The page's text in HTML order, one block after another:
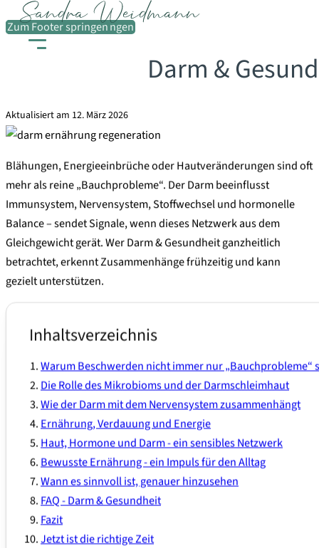
Zum Hauptinhalt springen
Zum Footer springen
Darm &
Aktualisiert am 12. März 2026
Blähungen, Energieeinbrüche oder Hautveränderungen sind oft
mehr als reine „Bauchprobleme“. Der Darm beeinflusst
Immunsystem, Nervensystem, Stoffwechsel und hormonelle
Balance – sendet Signale, wenn dieses Netzwerk aus dem
Gleichgewicht gerät. Wer Darm & Gesundheit ganzheitlich
betrachtet, erkennt Zusammenhänge frühzeitig und kann
gezielt unterstützen.
Inhaltsverzeichnis
Warum Beschwerden nicht immer nur „Bauchprobleme“
Die Rolle des Mikrobioms und der Darmschleimhaut
Wie der Darm mit dem Nervensystem zusammenhängt
Ernährung, Verdauung und Energie
Haut, Hormone und Darm - ein sensibles Netzwerk
Bewusste Ernährung - ein Impuls für den Alltag
Wann es sinnvoll ist, genauer hinzusehen
FAQ - Darm & Gesundheit
Fazit
Jetzt ist die richtige Zeit